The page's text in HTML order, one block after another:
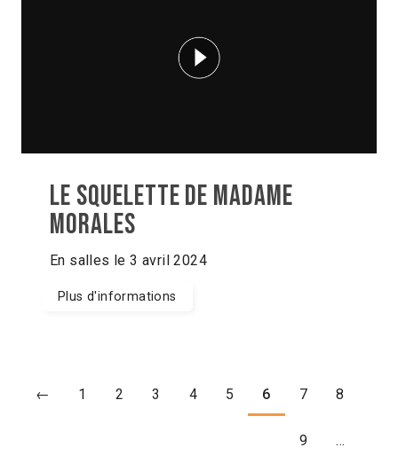
Le squelette de Madame
Morales
En salles le 3 avril 2024
Plus d'informations
← 1 2 3 4 5 6 7 8
9 …